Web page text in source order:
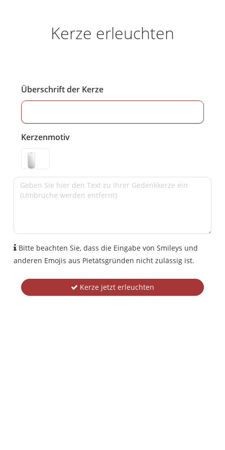
Kerze erleuchten
Überschrift der Kerze
Kerzenmotiv
Bitte beachten Sie, dass die Eingabe von Smileys und
anderen Emojis aus Pietätsgründen nicht zulässig ist.
Kerze jetzt erleuchten